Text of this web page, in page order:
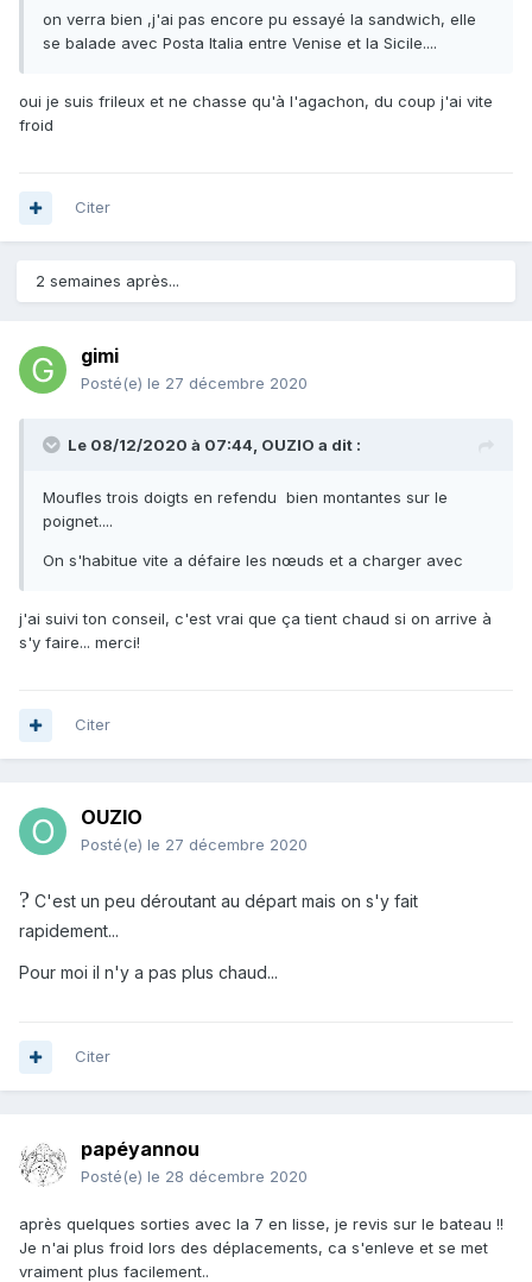
on verra bien ,j'ai pas encore pu essayé la sandwich, elle
se balade avec Posta Italia entre Venise et la Sicile....
oui je suis frileux et ne chasse qu'à l'agachon, du coup j'ai vite
froid
Citer
2 semaines après...
gimi
Posté(e) le 27 décembre 2020
Le 08/12/2020 à 07:44, OUZIO a dit :
Moufles trois doigts en refendu bien montantes sur le
poignet....
On s'habitue vite a défaire les nœuds et a charger avec
j'ai suivi ton conseil, c'est vrai que ça tient chaud si on arrive à
s'y faire... merci!
Citer
OUZIO
Posté(e) le 27 décembre 2020
? C'est un peu déroutant au départ mais on s'y fait
rapidement...
Pour moi il n'y a pas plus chaud...
Citer
papéyannou
Posté(e) le 28 décembre 2020
après quelques sorties avec la 7 en lisse, je revis sur le bateau !!
Je n'ai plus froid lors des déplacements, ca s'enleve et se met
vraiment plus facilement..